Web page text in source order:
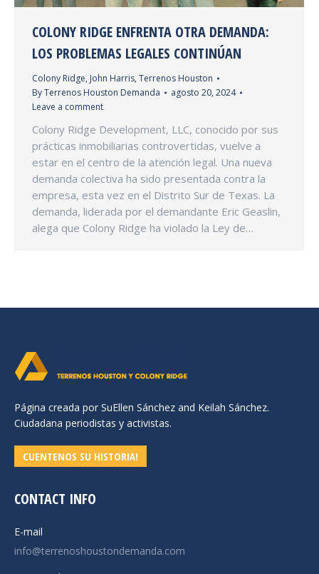
COLONY RIDGE ENFRENTA OTRA DEMANDA:
LOS PROBLEMAS LEGALES CONTINÚAN
Colony Ridge, John Harris, Terrenos Houston
ByTerrenos Houston Demanda
agosto 20, 2024
Leave a comment
Colony Ridge Development, LLC, conocido por sus
prácticas inmobiliarias controvertidas, vuelve a
estar en el centro de la atención legal. Una nueva
demanda colectiva ha sido presentada contra la
empresa, esta vez en el Distrito Sur de Texas. La
demanda, liderada por el demandante Eric Geaslin,
alega que Colony Ridge ha violado la Ley de…
Página creada por SuEllen Sánchez and Keilah Sánchez.
Ciudadana periodistas y activistas.
CUENTENOS SU HISTORIA!
CONTACT INFO
E-mail
info@terrenoshoustondemanda.com